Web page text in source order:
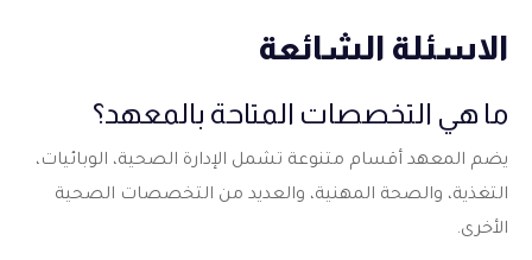
الاسئلة الشائعة
ما هي التخصصات المتاحة بالمعهد؟
يضم المعهد أقسام متنوعة تشمل الإدارة الصحية، الوبائيات،
التغذية، والصحة المهنية، والعديد من التخصصات الصحية
الأخرى.